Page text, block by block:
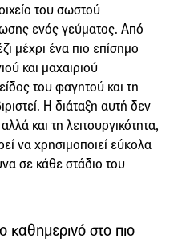
του σωστού
ενός γεύματος. Από
μέχρι ένα πιο επίσημο
και μαχαιριού
του φαγητού και τη
Η διάταξη αυτή δεν
και τη λειτουργικότητα,
να χρησιμοποιεί εύκολα
σε κάθε στάδιο του
καθημερινό στο πιο